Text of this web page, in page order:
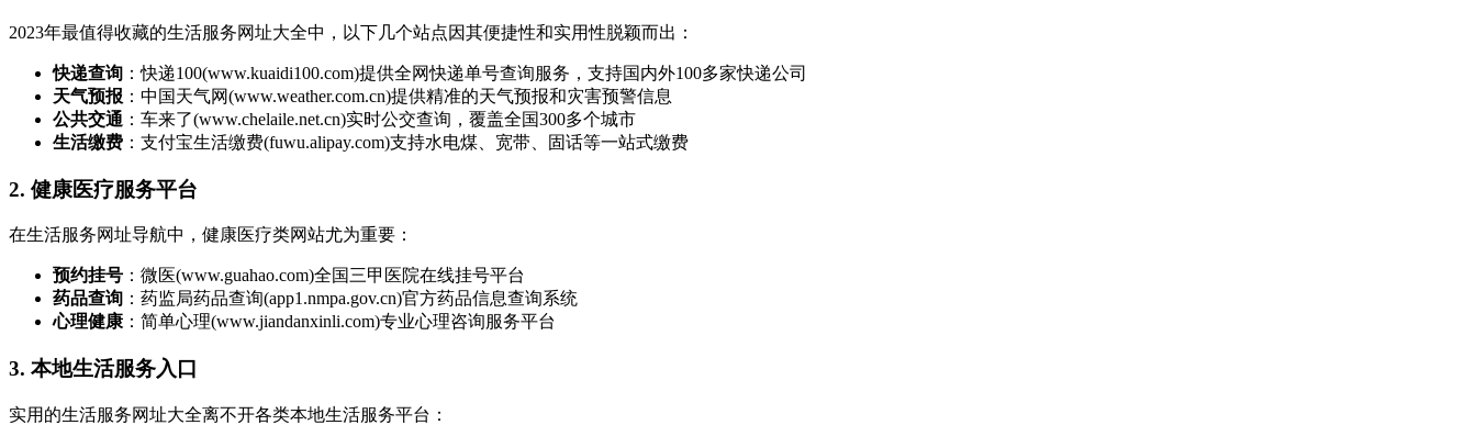
2023年最值得收藏的生活服务网址大全中，以下几个站点因其便捷性和实用性脱颖而出：
快递查询 ：快递100(www.kuaidi100.com)提供全网快递单号查询服务，支持国内外100多家快递公司
天气预报 ：中国天气网(www.weather.com.cn)提供精准的天气预报和灾害预警信息
公共交通 ：车来了(www.chelaile.net.cn)实时公交查询，覆盖全国300多个城市
生活缴费 ：支付宝生活缴费(fuwu.alipay.com)支持水电煤、宽带、固话等一站式缴费
2. 健康医疗服务平台
在生活服务网址导航中，健康医疗类网站尤为重要：
预约挂号 ：微医(www.guahao.com)全国三甲医院在线挂号平台
药品查询 ：药监局药品查询(app1.nmpa.gov.cn)官方药品信息查询系统
心理健康 ：简单心理(www.jiandanxinli.com)专业心理咨询服务平台
3. 本地生活服务入口
实用的生活服务网址大全离不开各类本地生活服务平台：